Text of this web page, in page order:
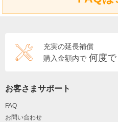
充実の延長補償
購入金額内で 何度
お客さまサポート
FAQ
お問い合わせ